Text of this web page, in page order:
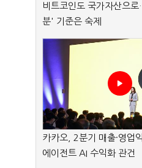
비트코인도 국가자산으로
분' 기준은 숙제
카카오, 2분기 매출·영업
에이전트 AI 수익화 관건